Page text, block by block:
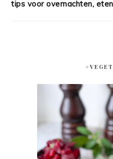
tips voor overnachten,